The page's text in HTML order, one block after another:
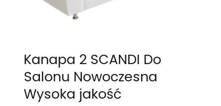
Kanapa 2 SCANDI Do
Salonu Nowoczesna
Wysoka jakość